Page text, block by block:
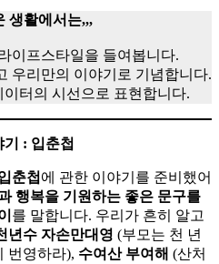
생활에서는,,,
이프스타일을 들여봅니다.
우리만의 이야기로 기념합니다.
터의 시선으로 표현합니다.
: 입춘첩
춘첩 에 관한 이야기를 준비했어
행복을 기원하는 좋은 문구를
를 말합니다. 우리가 흔히 알고
년수 자손만대영 (부모는 천 년
번영하라), 수여산 부여해 (산처